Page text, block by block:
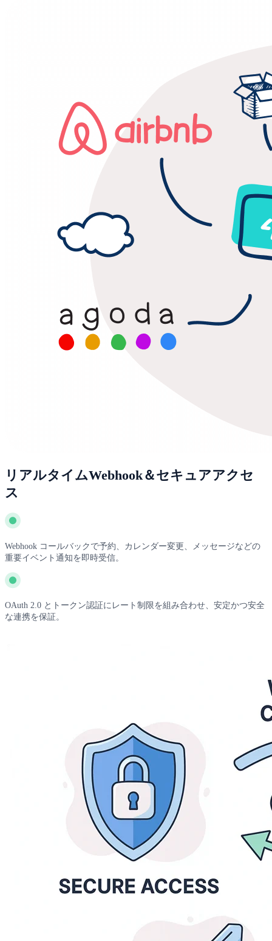
リアルタイムWebhook＆セキュアアクセ
ス
Webhook コールバックで予約、カレンダー変更、メッセージなどの
重要イベント通知を即時受信。
OAuth 2.0 とトークン認証にレート制限を組み合わせ、安定かつ安全
な連携を保証。